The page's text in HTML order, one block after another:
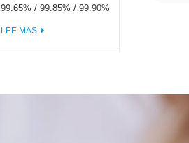
99.65% / 99.85% / 99.90%
LEE MAS